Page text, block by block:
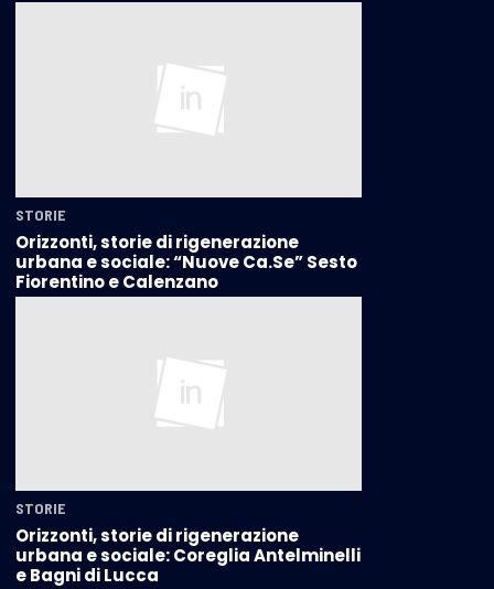
STORIE
Orizzonti, storie di rigenerazione
urbana e sociale: “Nuove Ca.Se” Sesto
Fiorentino e Calenzano
STORIE
Orizzonti, storie di rigenerazione
urbana e sociale: Coreglia Antelminelli
e Bagni di Lucca